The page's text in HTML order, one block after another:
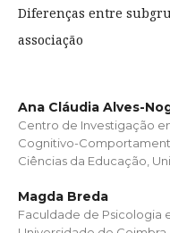
Diferenças entre
associação
Ana Cláudia Alves-
Centro de Investigação
Cognitivo-
Ciências da Educação,
Magda Breda
Faculdade de Psicologia